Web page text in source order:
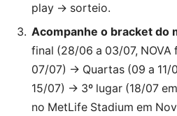
play → sorteio.
Acompanhe o bracket do
final (28/06 a 03/07,
07/07) → Quartas (09 a
15/07) → 3º lugar (18/07
no MetLife Stadium em